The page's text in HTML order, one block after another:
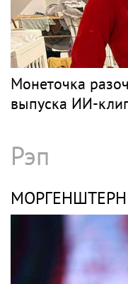
Монеточка
выпуска ИИ-
Рэп
МОРГЕНШТЕРН